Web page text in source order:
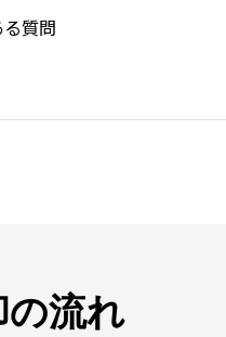
質問
流れ